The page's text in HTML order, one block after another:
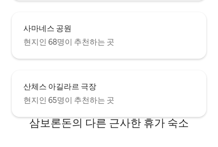
사마네스 공원
현지인 68명이 추천하는 곳
산체스 아길라르 극장
현지인 65명이 추천하는 곳
삼보론돈의 다른 근사한 휴가 숙소